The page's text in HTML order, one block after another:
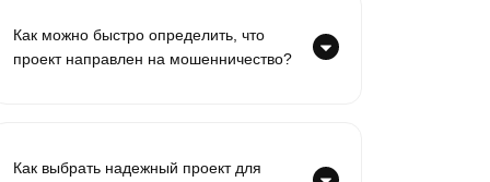
Как можно быстро определить, что
проект направлен на мошенничество?
Как выбрать надежный проект для